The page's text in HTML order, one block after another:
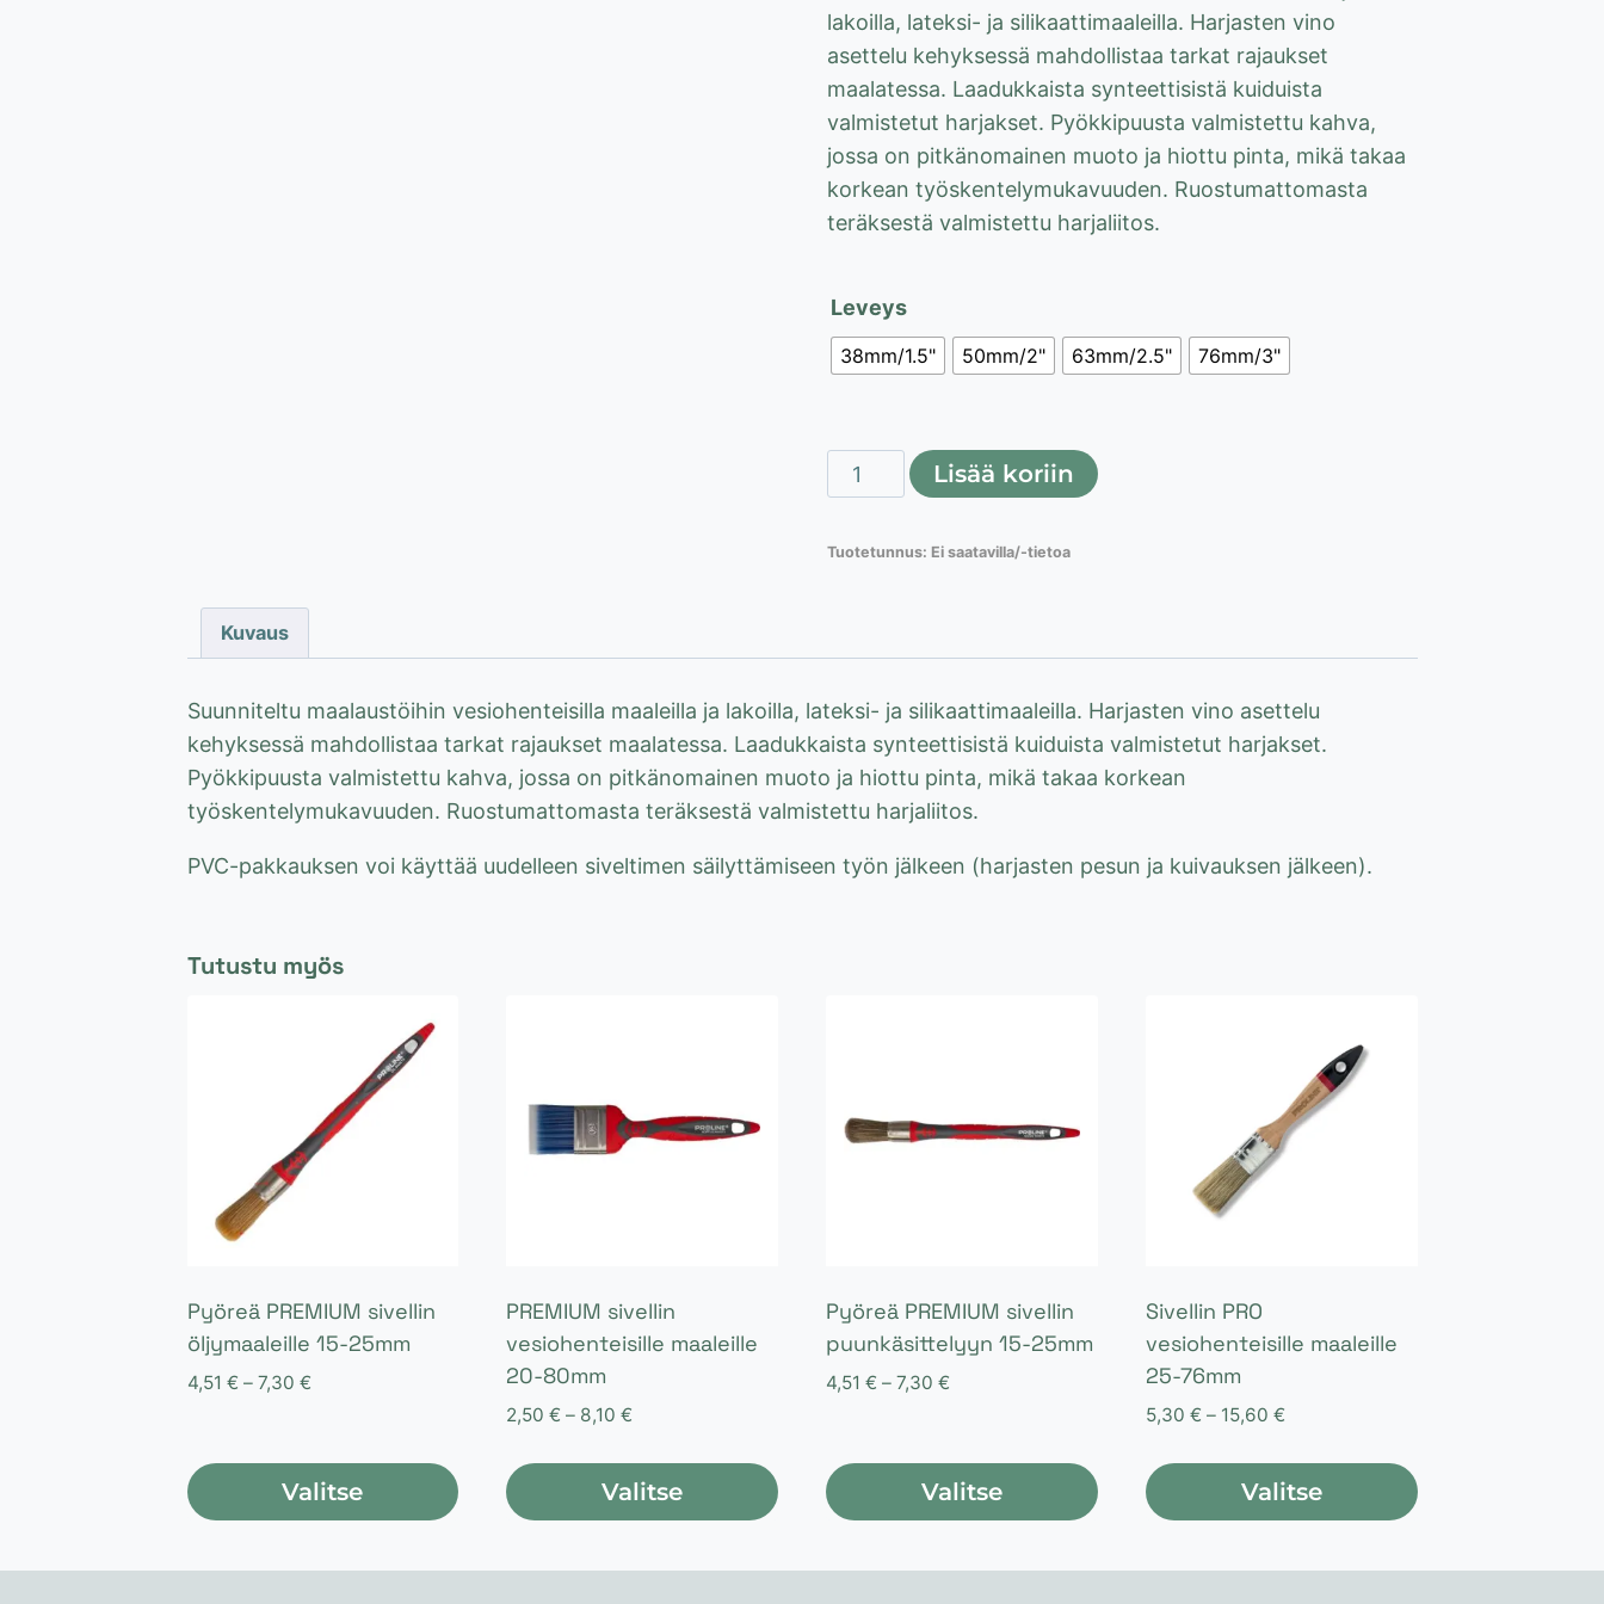
11,70 €
lakoilla, lateksi- ja silikaattimaaleilla. Harjasten vino
asettelu kehyksessä mahdollistaa tarkat rajaukset
maalatessa. Laadukkaista synteettisistä kuiduista
valmistetut harjakset. Pyökkipuusta valmistettu kahva,
jossa on pitkänomainen muoto ja hiottu pinta, mikä takaa
korkean työskentelymukavuuden. Ruostumattomasta
teräksestä valmistettu harjaliitos.
Leveys
38mm/1.5" 50mm/2" 63mm/2.5" 76mm/3"
Viistottu
PRO
38-
maaleille
määrä
Lisää koriin
Tuotetunnus: Ei saatavilla/-tietoa
Kuvaus
Suunniteltu maalaustöihin vesiohenteisilla maaleilla ja lakoilla, lateksi- ja silikaattimaaleilla. Harjasten vino asettelu
kehyksessä mahdollistaa tarkat rajaukset maalatessa. Laadukkaista synteettisistä kuiduista valmistetut harjakset.
Pyökkipuusta valmistettu kahva, jossa on pitkänomainen muoto ja hiottu pinta, mikä takaa korkean
työskentelymukavuuden. Ruostumattomasta teräksestä valmistettu harjaliitos.
PVC-pakkauksen voi käyttää uudelleen siveltimen säilyttämiseen työn jälkeen (harjasten pesun ja kuivauksen jälkeen).
Tutustu myös
Pyöreä PREMIUM sivellin
öljymaaleille 15-25mm
4,51 € – 7,30 €Hintaluokka:
7,30 €
Valitse
tuotteella
PREMIUM sivellin
vesiohenteisille maaleille
20-80mm
2,50€ – 8,10€
8,10 €
Valitse
tuotteella
Pyöreä PREMIUM sivellin
puunkäsittelyyn 15-25mm
4,51 € – 7,30 €
7,30 €
Valitse
tuotteella
Sivellin PRO
vesiohenteisille maaleille
25-76mm
5,30 € – 15,60 €Hintaluokka:
15,60 €
Valitse
tuotteella